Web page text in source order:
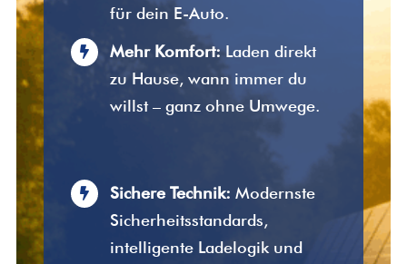
für dein E-Auto.
Mehr Komfort:Laden direkt
zu Hause, wann immer du
willst – ganz ohne Umwege.
Sichere Technik: Modernste
Sicherheitsstandards,
intelligente Ladelogik und